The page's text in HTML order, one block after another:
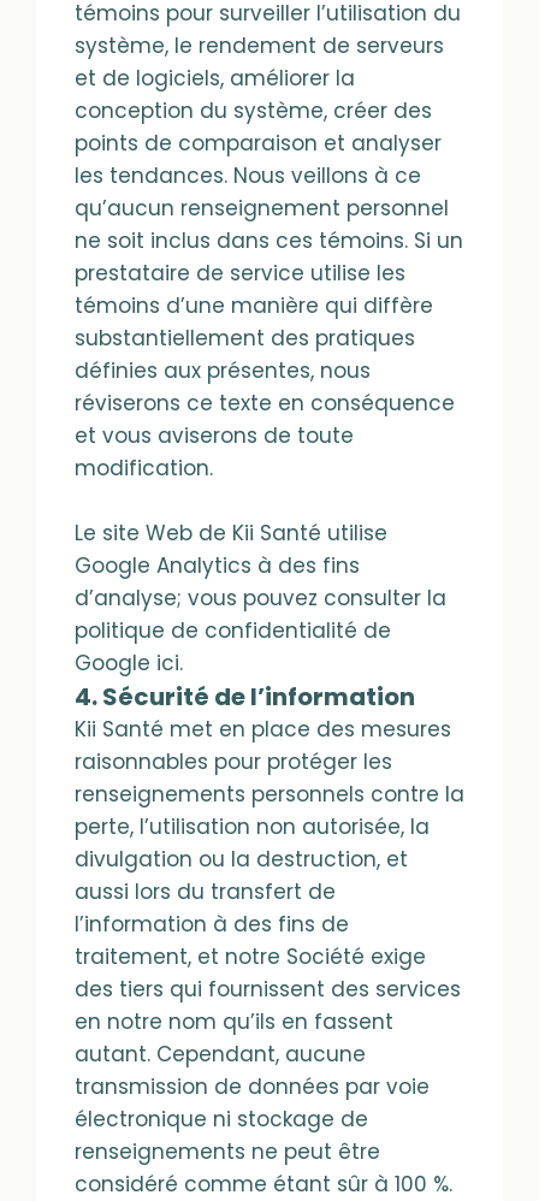
témoins pour surveiller l’utilisation du
système, le rendement de serveurs
et de logiciels, améliorer la
conception du système, créer des
points de comparaison et analyser
les tendances. Nous veillons à ce
qu’aucun renseignement personnel
ne soit inclus dans ces témoins. Si un
prestataire de service utilise les
témoins d’une manière qui diffère
substantiellement des pratiques
définies aux présentes, nous
réviserons ce texte en conséquence
et vous aviserons de toute
modification.
Le site Web de Kii Santé utilise
Google Analytics à des fins
d’analyse; vous pouvez consulter la
politique de confidentialité de
Google ici.
4. Sécurité de l’information
Kii Santé met en place des mesures
raisonnables pour protéger les
renseignements personnels contre la
perte, l’utilisation non autorisée, la
divulgation ou la destruction, et
aussi lors du transfert de
l’information à des fins de
traitement, et notre Société exige
des tiers qui fournissent des services
en notre nom qu’ils en fassent
autant. Cependant, aucune
transmission de données par voie
électronique ni stockage de
renseignements ne peut être
considéré comme étant sûr à 100 %.